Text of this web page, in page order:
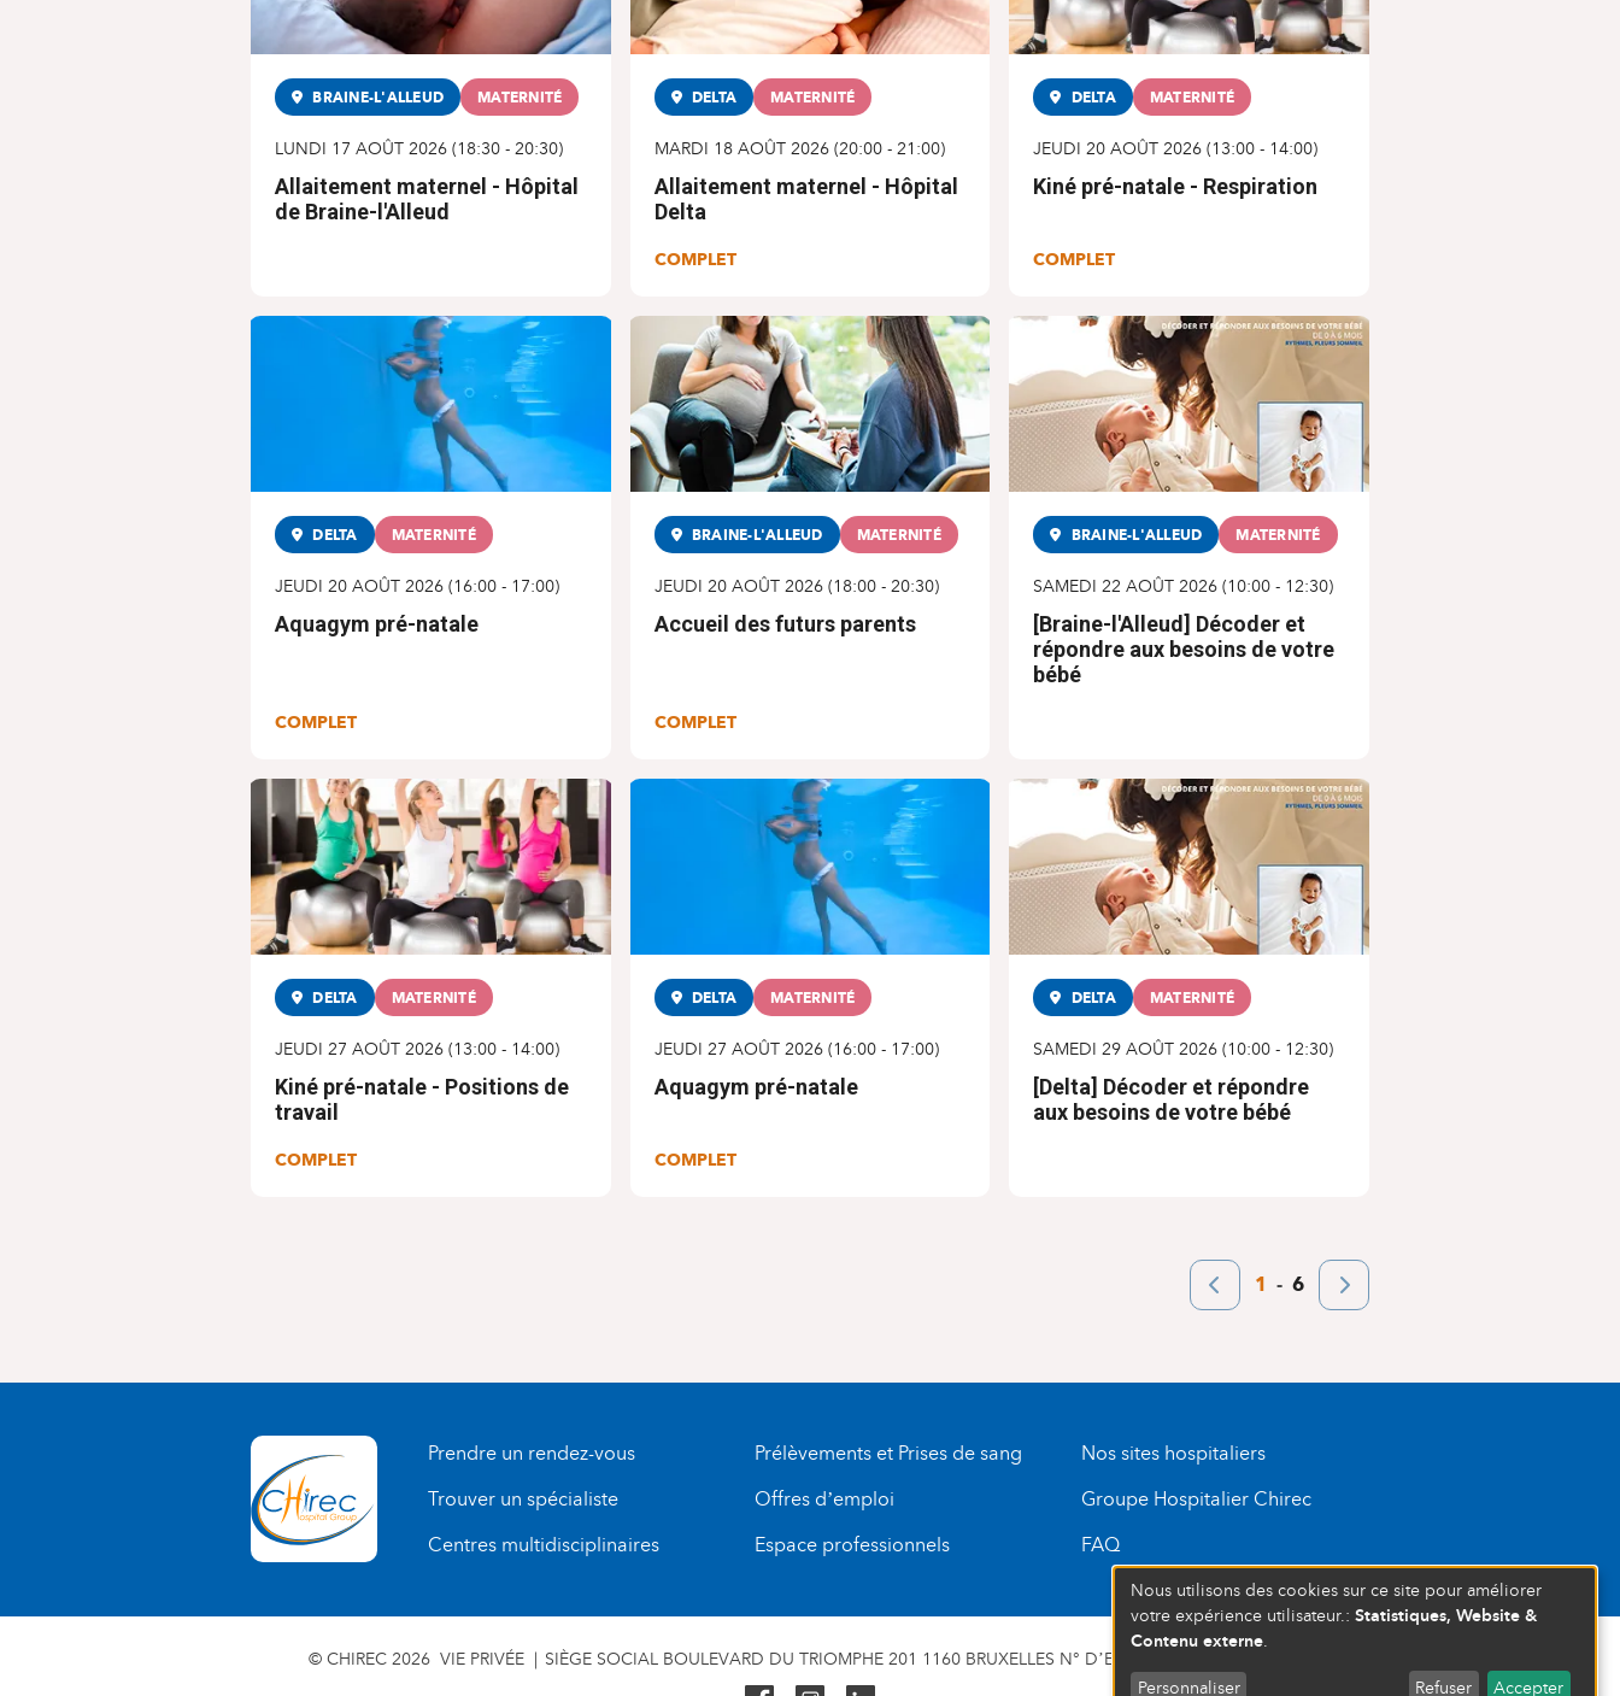
BRAINE-L'ALLEUD MATERNITÉ
LUNDI 17 AOÛT 2026 (18:30 -20:30)
Allaitement maternel - Hôpital
de Braine-l'Alleud
DELTA MATERNITÉ
MARDI 18 AOÛT 2026(20:00- 21:00)
Allaitement maternel - Hôpital
Delta
COMPLET
DELTA MATERNITÉ
JEUDI 20 AOÛT 2026 (13:00 - 14:00)
Kiné pré-natale - Respiration
COMPLET
DELTA MATERNITÉ
JEUDI 20 AOÛT 2026 (16:00 - 17:00)
Aquagym pré-natale
COMPLET
BRAINE-L'ALLEUD MATERNITÉ
JEUDI 20 AOÛT 2026(18:00- 20:30)
Accueil des futurs parents
COMPLET
BRAINE-L'ALLEUD MATERNITÉ
SAMEDI 22 AOÛT 2026 (10:00 - 12:30)
[Braine-l'Alleud] Décoder et
répondre aux besoins de votre
bébé
DELTA MATERNITÉ
JEUDI 27 AOÛT 2026 (13:00 - 14:00)
Kiné pré-natale - Positions de
travail
COMPLET
DELTA MATERNITÉ
JEUDI 27 AOÛT 2026(16:00- 17:00)
Aquagym pré-natale
COMPLET
DELTA MATERNITÉ
SAMEDI 29 AOÛT 2026 (10:00 - 12:30)
[Delta] Décoder et répondre
aux besoins de votre bébé
Pagination
Page
Page
courante
1
Dernière
page
6
last
Prendre un rendez-vous
Trouver un spécialiste
Centres multidisciplinaires
Prélèvements et Prises de sang
Offres d’emploi
Espace professionnels
Nos sites hospitaliers
Groupe Hospitalier Chirec
FAQ
© CHIREC 2026 VIE PRIVÉE SIÈGE SOCIAL BOULEVARD DU TRIOMPHE 201 1160 BRUXELLES N° D’ENTREPRISE : 472 937 059
Nous utilisons des cookies sur ce site pour améliorer
votre expérience utilisateur.: Statistiques, Website &
Contenu externe.
Personnaliser Refuser Accepter